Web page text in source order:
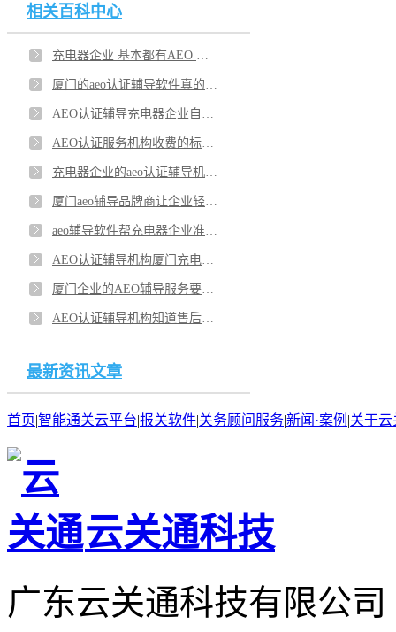
相关百科中心
充电器企业 基本都有AEO 认证辅导关务顾问吗？选择aeo认证辅导品牌要关注哪些？
厦门的aeo认证辅导软件真的可以让充电器企业提高吗？小厂有必要用请 AEO 辅导机构吗？
AEO认证辅导充电器企业自己要问清楚功能合适吗？厦门企业用aeo辅导软件通过的是不是会多点？
AEO认证服务机构收费的标准是固定的吗？aeo认证辅导软件能帮厦门充电器企业避难吗？
充电器企业的aeo认证辅导机构价格是不是偏高？企业AEO认证辅导品牌的名声是重点吗？
厦门aeo辅导品牌商让企业轻松闯关？充电器企业谁家的 AEO 辅导机构服务有用的？
aeo辅导软件帮充电器企业准备哪些需要的资料？AEO 辅导机构能不能让企业无后顾之忧？
AEO认证辅导机构厦门充电器企业会用吗？企业用AEO 认证辅导机构有没有成果？
厦门企业的AEO辅导服务要不要聘用？AEO辅导软件能帮企业节省哪些成本吗？
AEO认证辅导机构知道售后是不是长期的吗？厦门企业做 AEO 认证辅导机构对企业是真省事吗？
最新资讯文章
首页 智能通关云平台 报关软件 关务顾问服务新闻·案例 关于云
云关通科技
广东云关通科技有限公